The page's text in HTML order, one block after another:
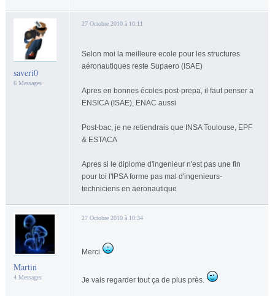
saveri0
6 Messages
27 Octobre 2010 à 10:11
Selon moi la meilleure ecole pour les structures
aéronautiques reste Supaero (ISAE)
Apres en bonnes écoles post-prepa, il faut penser a
ENSICA (ISAE), ENAC aussi
Post-bac, je ne retiendrais que INSA Toulouse, EPF
& ESTACA
Apres si le diplome d'ingenieur n'est pas une fin
pour toi l'IPSA forme pas mal d'ingenieurs-
techniciens en aeronautique
Martin
4 Messages
27 Octobre 2010 à 10:34
Merci
Je vais regarder tout ça de plus près.